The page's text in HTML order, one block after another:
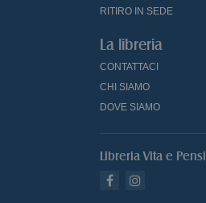
RITIRO IN SEDE
La libreria
CONTATTACI
CHI SIAMO
DOVE SIAMO
Libreria Vita e